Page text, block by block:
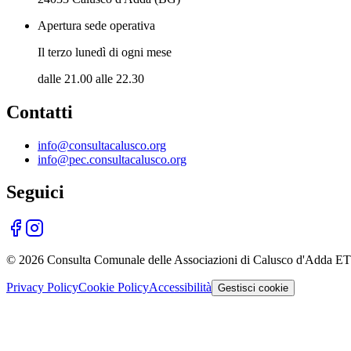
Apertura sede operativa
Il terzo lunedì di ogni mese
dalle 21.00 alle 22.30
Contatti
info@consultacalusco.org
info@pec.consultacalusco.org
Seguici
© 2026 Consulta Comunale delle Associazioni di Calusco d'Adda
Privacy PolicyCookie PolicyAccessibilità Gestisci cookie